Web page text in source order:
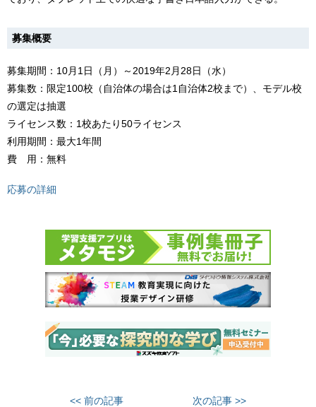
募集概要
募集期間：10月1日（月）～2019年2月28日（水）
募集数：限定100校（自治体の場合は1自治体2校まで）、モデル校
の選定は抽選
ライセンス数：1校あたり50ライセンス
利用期間：最大1年間
費 用：無料
応募の詳細
<< 前の記事 次の記事 >>